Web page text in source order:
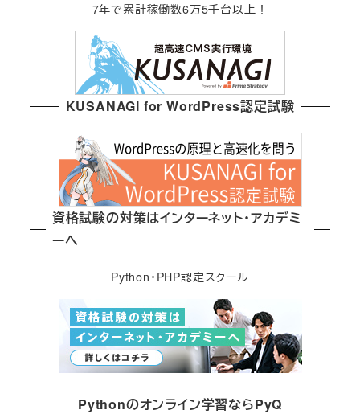
7年で累計稼働数6万5千台以上！
KUSANAGI for WordPress認定試験
資格試験の対策はインターネット・アカデミ
ーへ
Python・PHP認定スクール
Pythonのオンライン学習ならPyQ